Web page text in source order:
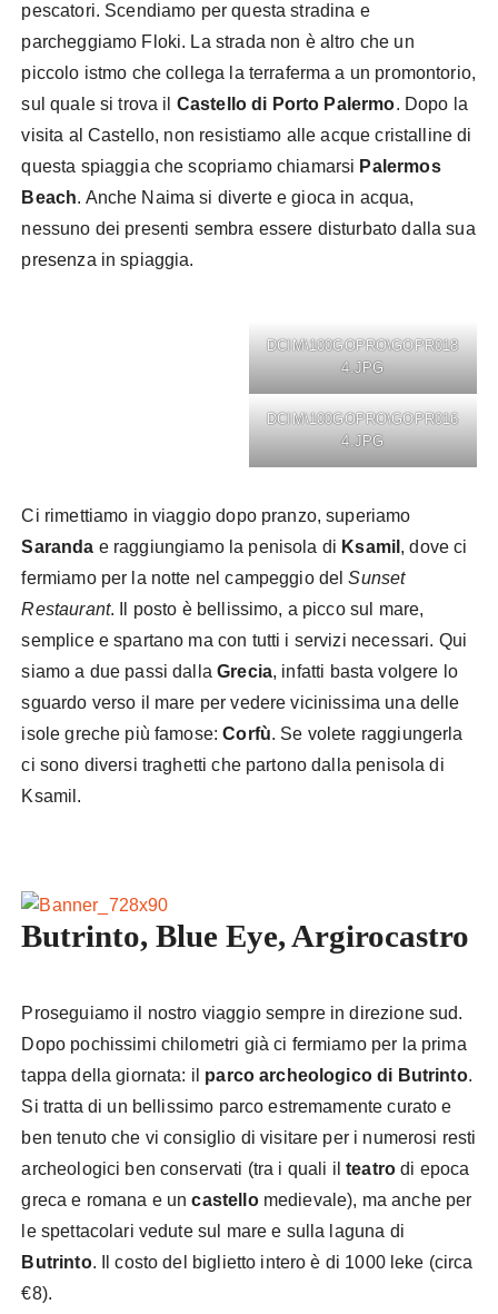
pescatori. Scendiamo per questa stradina e
parcheggiamo Floki. La strada non è altro che un
piccolo istmo che collega la terraferma a un promontorio,
sul quale si trova il Castello di Porto Palermo. Dopo la
visita al Castello, non resistiamo alle acque cristalline di
questa spiaggia che scopriamo chiamarsi Palermos
Beach. Anche Naima si diverte e gioca in acqua,
nessuno dei presenti sembra essere disturbato dalla sua
presenza in spiaggia.
DCIM\100GOPRO\GOPR018
4.JPG
DCIM\100GOPRO\GOPR016
4.JPG
Ci rimettiamo in viaggio dopo pranzo, superiamo
Saranda e raggiungiamo la penisola di Ksamil , dove ci
fermiamo per la notte nel campeggio delSunset
Restaurant. Il posto è bellissimo, a picco sul mare,
semplice e spartano ma con tutti i servizi necessari. Qui
siamo a due passi dallaGrecia, infatti basta volgere lo
sguardo verso il mare per vedere vicinissima una delle
isole greche più famose:Corfù. Se volete raggiungerla
ci sono diversi traghetti che partono dalla penisola di
Ksamil.
Butrinto, Blue Eye, Argirocastro
Proseguiamo il nostro viaggio sempre in direzione sud.
Dopo pochissimi chilometri già ci fermiamo per la prima
tappa della giornata: il parco archeologico di Butrinto.
Si tratta di un bellissimo parco estremamente curato e
ben tenuto che vi consiglio di visitare per i numerosi resti
archeologici ben conservati (tra i quali ilteatro di epoca
greca e romana e uncastellomedievale), ma anche per
le spettacolari vedute sul mare e sulla laguna di
Butrinto. Il costo del biglietto intero è di 1000 leke (circa
€8).